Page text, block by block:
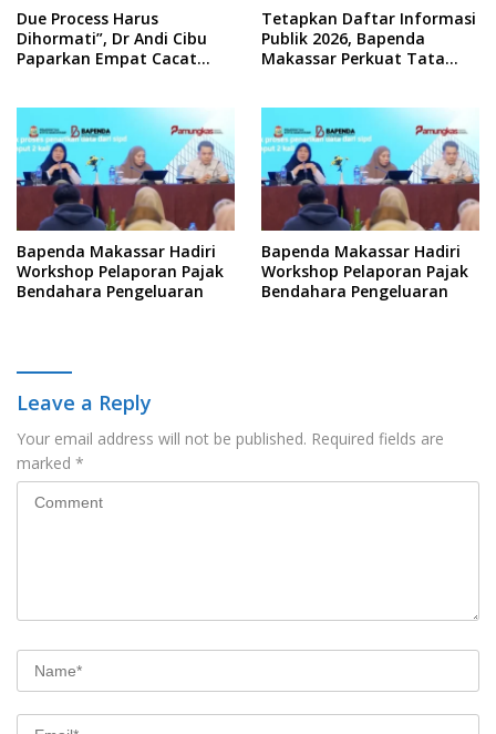
Due Process Harus
Dihormati”, Dr Andi Cibu
Paparkan Empat Cacat
Tetapkan Daftar Informasi
Publik 2026, Bapenda
Makassar Perkuat Tata
Bapenda Makassar Hadiri
Workshop Pelaporan Pajak
Bendahara Pengeluaran
Bapenda Makassar Hadiri
Workshop Pelaporan Pajak
Bendahara Pengeluaran
Leave a Reply
Your email address will not be published. Required fields are
marked *